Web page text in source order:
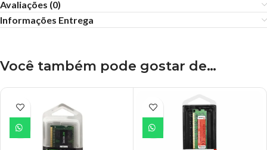
Avaliações (0)
Informações Entrega
Você também pode gostar de…